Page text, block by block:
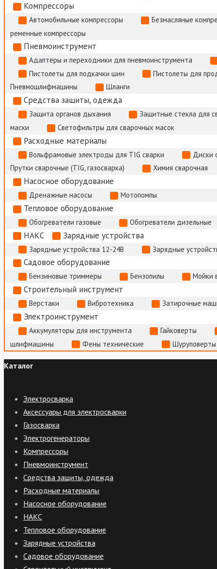
Компрессоры
Автомобильные компрессоры
Безмасляные
ременные компрессоры
Пневмоинструмент
Адаптеры и переходники для пневмоинструмента
Пистолеты для подкачки шин
Пистолеты для
Пневмошлифмашины
Шланги
Средства защиты, одежда
Защита органов дыхания
Защитные стекла для
маски
Светофильтры для сварочных масок
Расходные материалы
Вольфрамовые электроды для TIG сварки
Диски
Прутки сварочные (TIG, газосварка)
Химия сварочная
Насосное оборудование
Дренажные насосы Мотопомпы
Тепловое оборудование
Обогреватели газовые Обогреватели дизельные
НАКС Зарядные устройства
Зарядные устройства 12-24В Зарядные
Садовое оборудование
Бензиновые триммеры Бензопилы Мойки
Строительный инструмент
Верстаки Вибротехника Затирочные
Электроинструмент
Аккумуляторы для инструмента
Гайковерты
шлифмашины
Фены технические
Каталог
Электросварка
Аксессуары для электросварки
Газосварка
Электрогенераторы
Компрессоры
Пневмоинструмент
Средства защиты, одежда
Расходные материалы
Насосное оборудование
НАКС
Тепловое оборудование
Зарядные устройства
Садовое оборудование